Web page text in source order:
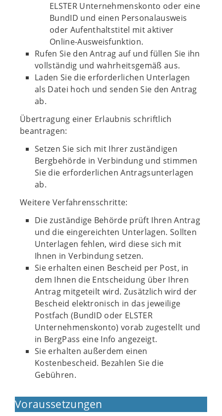
ELSTER Unternehmenskonto oder eine
BundID und einen Personalausweis
oder Aufenthaltstitel mit aktiver
Online-Ausweisfunktion.
Rufen Sie den Antrag auf und füllen Sie ihn
vollständig und wahrheitsgemäß aus.
Laden Sie die erforderlichen Unterlagen
als Datei hoch und senden Sie den Antrag
ab.
Übertragung einer Erlaubnis schriftlich
beantragen:
Setzen Sie sich mit Ihrer zuständigen
Bergbehörde in Verbindung und stimmen
Sie die erforderlichen Antragsunterlagen
ab.
Weitere Verfahrensschritte:
Die zuständige Behörde prüft Ihren Antrag
und die eingereichten Unterlagen. Sollten
Unterlagen fehlen, wird diese sich mit
Ihnen in Verbindung setzen.
Sie erhalten einen Bescheid per Post, in
dem Ihnen die Entscheidung über Ihren
Antrag mitgeteilt wird. Zusätzlich wird der
Bescheid elektronisch in das jeweilige
Postfach (BundID oder ELSTER
Unternehmenskonto) vorab zugestellt und
in BergPass eine Info angezeigt.
Sie erhalten außerdem einen
Kostenbescheid. Bezahlen Sie die
Gebühren.
Voraussetzungen